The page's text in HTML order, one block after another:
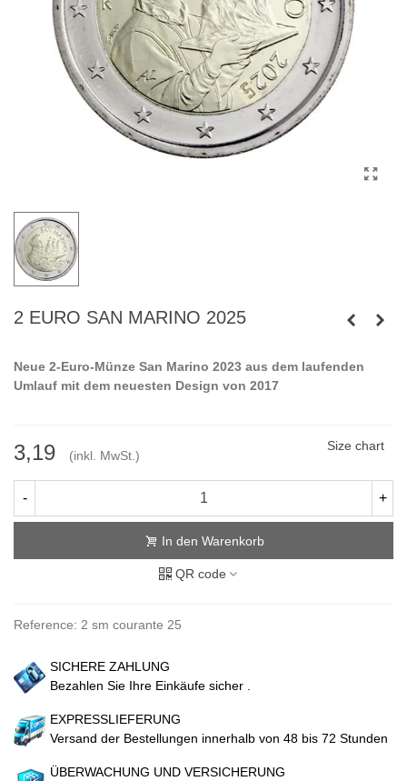
2 EURO SAN MARINO 2025
Neue 2-Euro-Münze San Marino 2023 aus dem laufenden
Umlauf mit dem neuesten Design von 2017
3,19 (inkl. MwSt.)
Size chart
- +
In den Warenkorb
QR code
Reference: 2 sm courante 25
SICHERE ZAHLUNG
Bezahlen Sie Ihre Einkäufe sicher .
EXPRESSLIEFERUNG
Versand der Bestellungen innerhalb von 48 bis 72 Stunden
ÜBERWACHUNG UND VERSICHERUNG